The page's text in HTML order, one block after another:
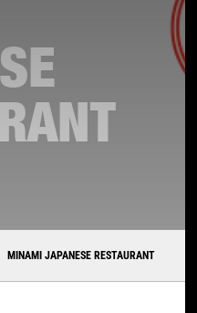
MINAMI JAPANESE RESTAURANT